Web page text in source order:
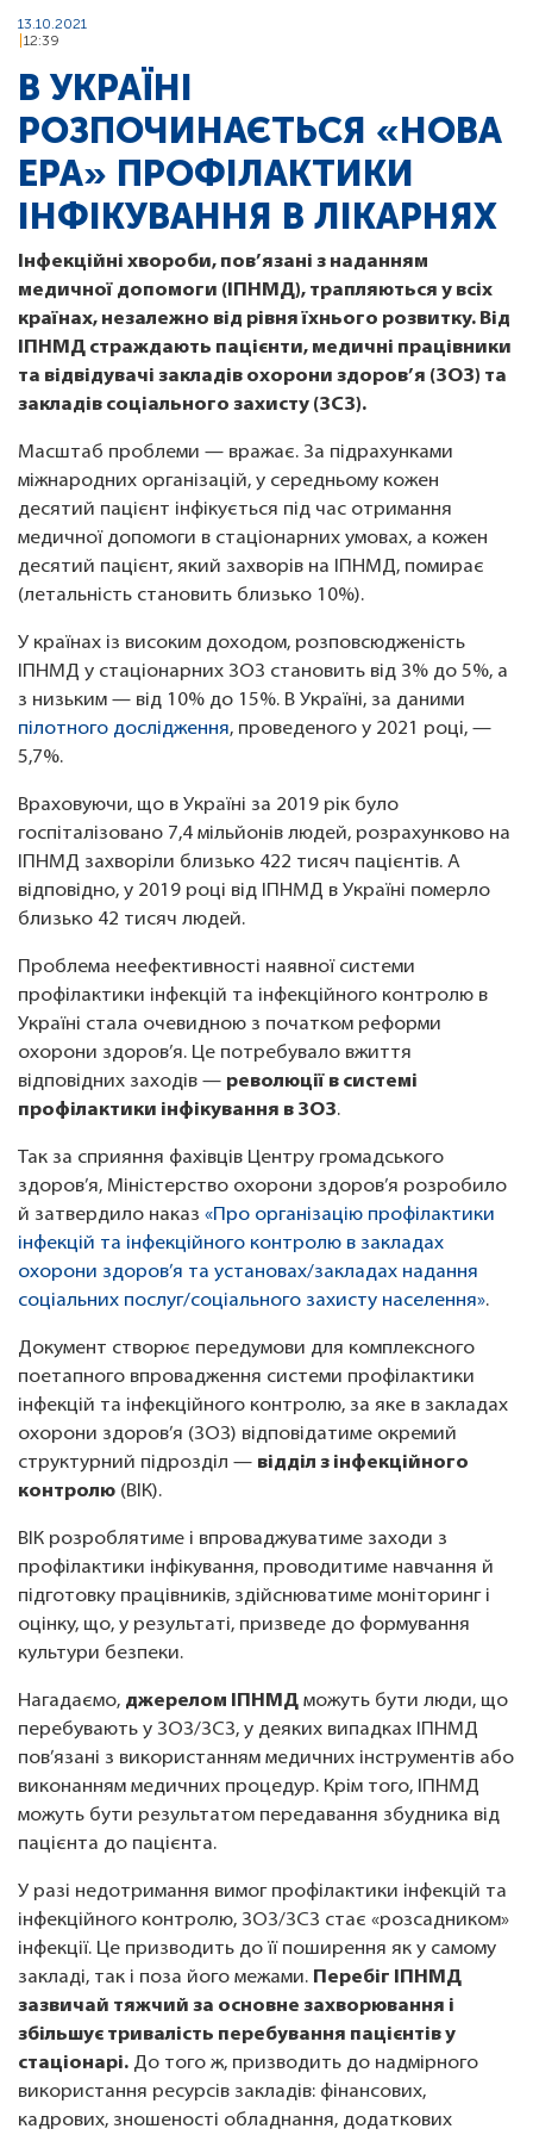
13.10.2021
12:39
В УКРАЇНІ
РОЗПОЧИНАЄТЬСЯ «НОВА
ЕРА» ПРОФІЛАКТИКИ
ІНФІКУВАННЯ В ЛІКАРНЯХ
Інфекційні хвороби, пов’язані з наданням
медичної допомоги (ІПНМД), трапляються у всіх
країнах, незалежно від рівня їхнього розвитку. Від
ІПНМД страждають пацієнти, медичні працівники
та відвідувачі закладів охорони здоров’я (ЗОЗ) та
закладів соціального захисту (ЗСЗ).
Масштаб проблеми — вражає. За підрахунками
міжнародних організацій, у середньому кожен
десятий пацієнт інфікується під час отримання
медичної допомоги в стаціонарних умовах, а кожен
десятий пацієнт, який захворів на ІПНМД, помирає
(летальність становить близько 10%).
У країнах із високим доходом, розповсюдженість
ІПНМД у стаціонарних ЗОЗ становить від 3% до 5%, а
з низьким — від 10% до 15%. В Україні, за даними
пілотного дослідження, проведеного у 2021 році, —
5,7%.
Враховуючи, що в Україні за 2019 рік було
госпіталізовано 7,4 мільйонів людей, розрахунково на
ІПНМД захворіли близько 422 тисяч пацієнтів. А
відповідно, у 2019 році від ІПНМД в Україні померло
близько 42 тисяч людей.
Проблема неефективності наявної системи
профілактики інфекцій та інфекційного контролю в
Україні стала очевидною з початком реформи
охорони здоров’я. Це потребувало вжиття
відповідних заходів — революції в системі
профілактики інфікування в ЗОЗ.
Так за сприяння фахівців Центру громадського
здоров’я, Міністерство охорони здоров’я розробило
й затвердило наказ «Про організацію профілактики
інфекцій та інфекційного контролю в закладах
охорони здоров’я та установах/закладах надання
соціальних послуг/соціального захисту населення».
Документ створює передумови для комплексного
поетапного впровадження системи профілактики
інфекцій та інфекційного контролю, за яке в закладах
охорони здоров’я (ЗОЗ) відповідатиме окремий
структурний підрозділ — відділ з інфекційного
контролю (ВІК).
ВІК розроблятиме і впроваджуватиме заходи з
профілактики інфікування, проводитиме навчання й
підготовку працівників, здійснюватиме моніторинг і
оцінку, що, у результаті, призведе до формування
культури безпеки.
Нагадаємо, джерелом ІПНМД можуть бути люди, що
перебувають у ЗОЗ/ЗСЗ, у деяких випадках ІПНМД
пов’язані з використанням медичних інструментів або
виконанням медичних процедур. Крім того, ІПНМД
можуть бути результатом передавання збудника від
пацієнта до пацієнта.
У разі недотримання вимог профілактики інфекцій та
інфекційного контролю, ЗОЗ/ЗСЗ стає «розсадником»
інфекції. Це призводить до її поширення як у самому
закладі, так і поза його межами. Перебіг ІПНМД
зазвичай тяжчий за основне захворювання і
збільшує тривалість перебування пацієнтів у
стаціонарі. До того ж, призводить до надмірного
використання ресурсів закладів: фінансових,
кадрових, зношеності обладнання, додаткових